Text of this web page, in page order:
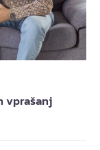
vprašanj